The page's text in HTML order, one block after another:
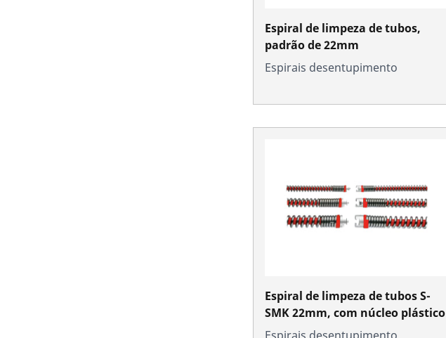
Espiral de limpeza de tubos,
padrão de 22mm
Espirais desentupimento
Espiral de limpeza de tubos S-
SMK 22mm, com núcleo plástico